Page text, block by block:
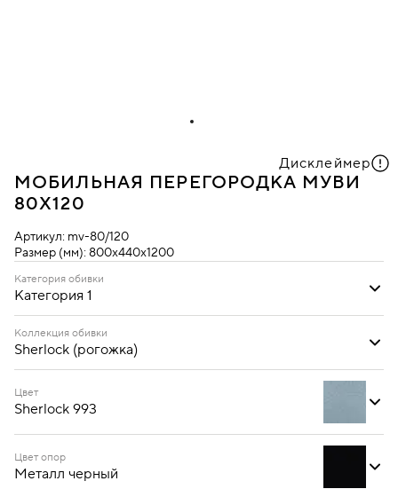
Дисклеймер
МОБИЛЬНАЯ ПЕРЕГОРОДКА МУВИ
80Х120
Артикул: mv-80/120
Размер (мм): 800х440х1200
Категория обивки
Категория 1
Коллекция обивки
Sherlock (рогожка)
Цвет
Sherlock 993
Цвет опор
Металл черный